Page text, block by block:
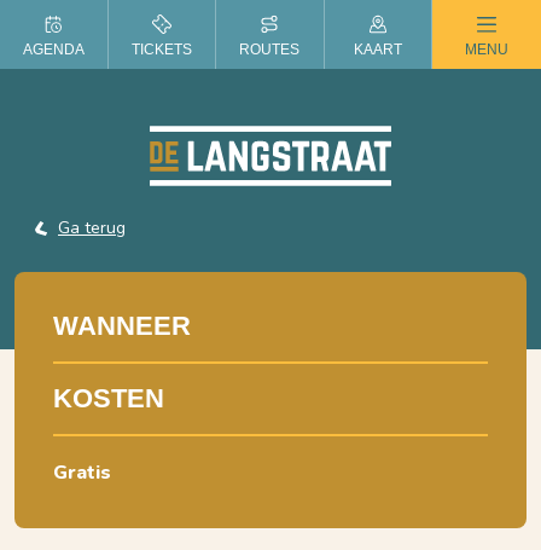
ZOMER IN DE LANGSTRAAT
Ga terug
WANNEER
KOSTEN
Gratis
AGENDA TICKETS ROUTES KAART MENU